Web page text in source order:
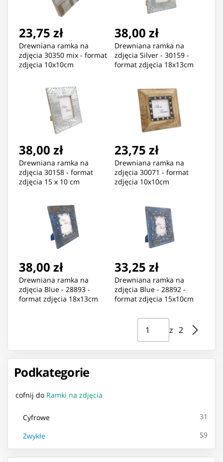
Podkategorie
cofnij do Ramki na zdjęcia
Cyfrowe 31
Zwykłe 59
23,75 zł
Drewniana ramka na
zdjęcia 30350 mix - format
zdjęcia 10x10cm
38,00 zł
Drewniana ramka na
zdjęcia Silver - 30159 -
format zdjęcia 18x13cm
38,00 zł
Drewniana ramka na
zdjęcia 30158 - format
zdjęcia 15 x 10 cm
23,75 zł
Drewniana ramka na
zdjęcia 30071 - format
zdjęcia 10x10cm
38,00 zł
Drewniana ramka na
zdjęcia Blue - 28893 -
format zdjęcia 18x13cm
33,25 zł
Drewniana ramka na
zdjęcia Blue - 28892 -
format zdjęcia 15x10cm
Strona ⁨1⁩ z ⁨2⁩
z ⁨2⁩
Przejdź do strony